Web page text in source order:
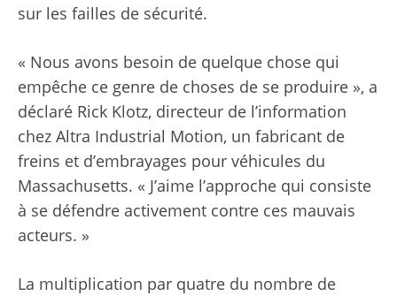
sur les failles de sécurité.
« Nous avons besoin de quelque chose qui
empêche ce genre de choses de se produire », a
déclaré Rick Klotz, directeur de l’information
chez Altra Industrial Motion, un fabricant de
freins et d’embrayages pour véhicules du
Massachusetts. « J’aime l’approche qui consiste
à se défendre activement contre ces mauvais
acteurs. »
La multiplication par quatre du nombre de